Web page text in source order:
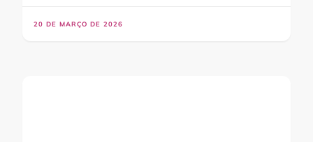
20 DE MARÇO DE 2026